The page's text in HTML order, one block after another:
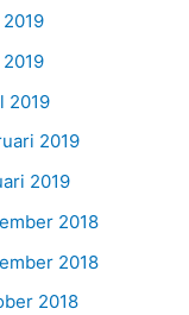
2019
2019
2019
2018
2018
2018